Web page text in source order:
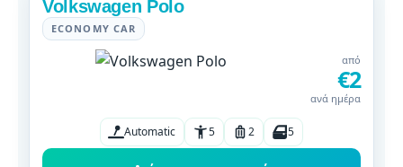
Volkswagen Polo
ECONOMY CAR
από
€2
ανά ημέρα
Automatic 5 2 5